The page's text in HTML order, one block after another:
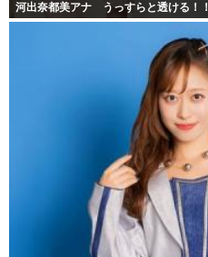
河出奈都美アナ うっすらと透ける！！